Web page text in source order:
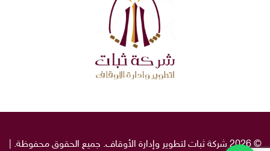
© 2026 شركة ثبات لتطوير وإدارة الأوقاف. جميع الحقوق محفوظة. |